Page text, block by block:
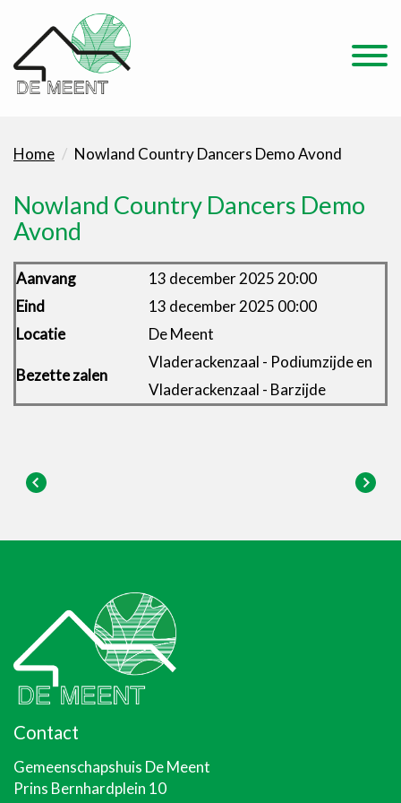
Home Nowland Country Dancers Demo Avond
Nowland Country Dancers Demo
Avond
Aanvang
13 december 2025 20:00
Eind
13 december 2025 00:00
Locatie
De Meent
Bezette zalen
Vladerackenzaal - Podiumzijde en
Vladerackenzaal - Barzijde
Contact
Gemeenschapshuis De Meent
Prins Bernhardplein 10